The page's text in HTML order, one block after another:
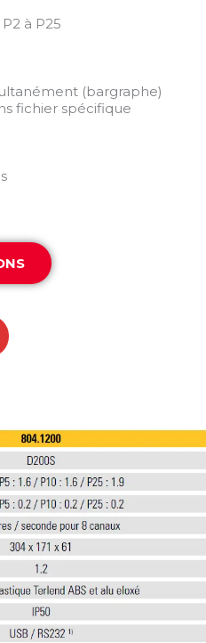
à P25
(bargraphe)
fichier spécifique